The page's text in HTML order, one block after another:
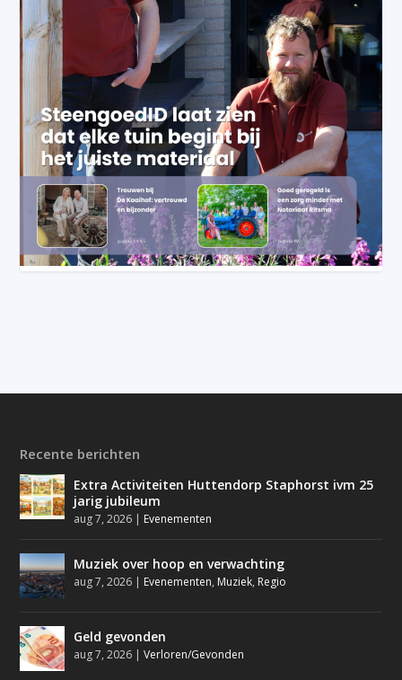
Recente berichten
Extra Activiteiten Huttendorp Staphorst ivm 25
jarig jubileum
aug 7, 2026 | Evenementen
Muziek over hoop en verwachting
aug 7, 2026 | Evenementen, Muziek, Regio
Geld gevonden
aug 7, 2026 |Verloren/Gevonden